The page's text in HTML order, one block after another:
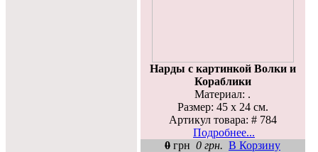
Нарды с картинкой Волки и
Кораблики
Материал: .
Размер: 45 х 24 см.
Артикул товара: # 784
Подробнее...
0 грн 0 грн. В Корзину